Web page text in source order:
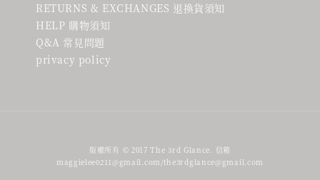
RETURNS & EXCHANGES 退換貨須知
HELP 購物須知
Q&A 常見問題
privacy policy
版權所有 © 2017 The 3rd Glance. 信箱
maggielee0211@gmail.com/the3rdglance@gmail.com